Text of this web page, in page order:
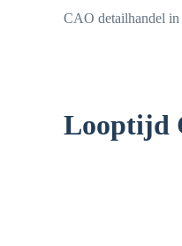
CAO detailhandel
Looptijd